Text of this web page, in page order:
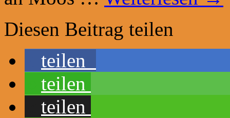
Diesen Beitrag teilen
teilen
teilen
teilen